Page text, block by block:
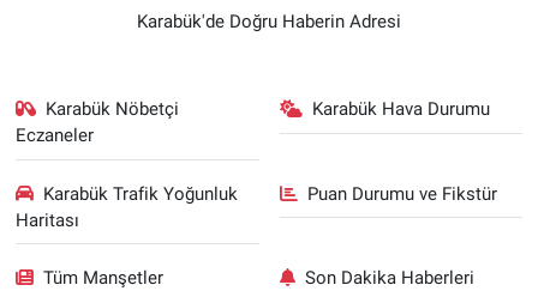
Karabük'de Doğru Haberin Adresi
Karabük Nöbetçi
Eczaneler
Karabük Hava Durumu
Karabük Trafik Yoğunluk
Haritası
Puan Durumu ve Fikstür
Tüm Manşetler Son Dakika Haberleri